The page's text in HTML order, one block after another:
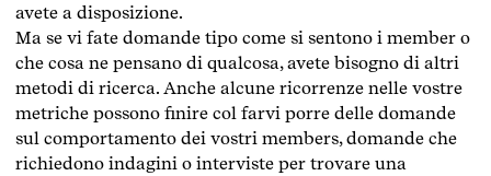
avete a disposizione.
Ma se vi fate domande tipo come si sentono i member o
che cosa ne pensano di qualcosa, avete bisogno di altri
metodi di ricerca. Anche alcune ricorrenze nelle vostre
metriche possono finire col farvi porre delle domande
sul comportamento dei vostri members, domande che
richiedono indagini o interviste per trovare una